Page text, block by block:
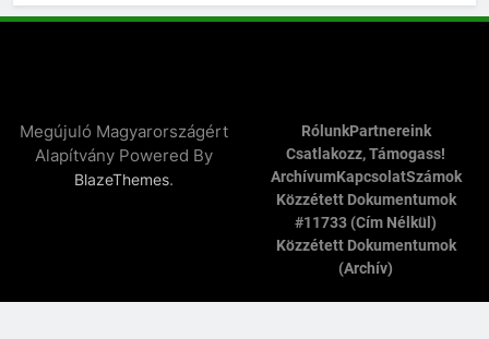
Megújuló Magyarországért
Alapítvány Powered By
BlazeThemes.
RólunkPartnereink
Csatlakozz, Támogass!
ArchívumKapcsolatSzámok
Közzétett Dokumentumok
#11733 (cím Nélkül)
Közzétett Dokumentumok
(archív)